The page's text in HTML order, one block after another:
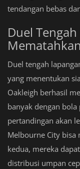
tendangan bebas
Duel
Duel tengah
yang menentukan
Oakleigh berhasil
banyak dengan
pertandingan akan
Melbourne City bisa
kedua, mereka
distribusi umpan